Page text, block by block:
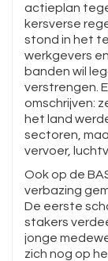
actieplan
kersverse
stond in het
werkgevers
banden wil
verstrengen.
omschrijven:
het land
sectoren,
vervoer,
Ook op de
verbazing
De eerste
stakers
jonge
zich nog op